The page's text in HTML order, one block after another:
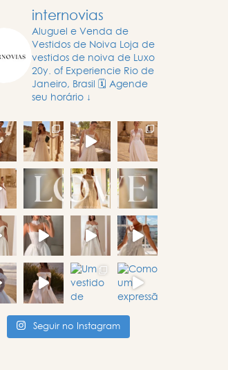
internovias
Aluguel e Venda de
Vestidos de Noiva Loja de
vestidos de noiva de Luxo
20y. of ExperiencieRio de
Janeiro, Brasil
🗓️ Agende
seu horário ↓
Seguir no Instagram